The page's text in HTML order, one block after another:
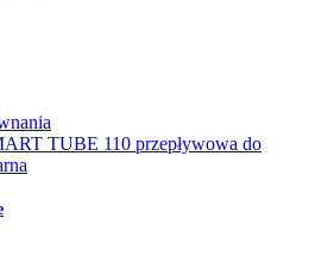
TUBE 110 przepływowa do